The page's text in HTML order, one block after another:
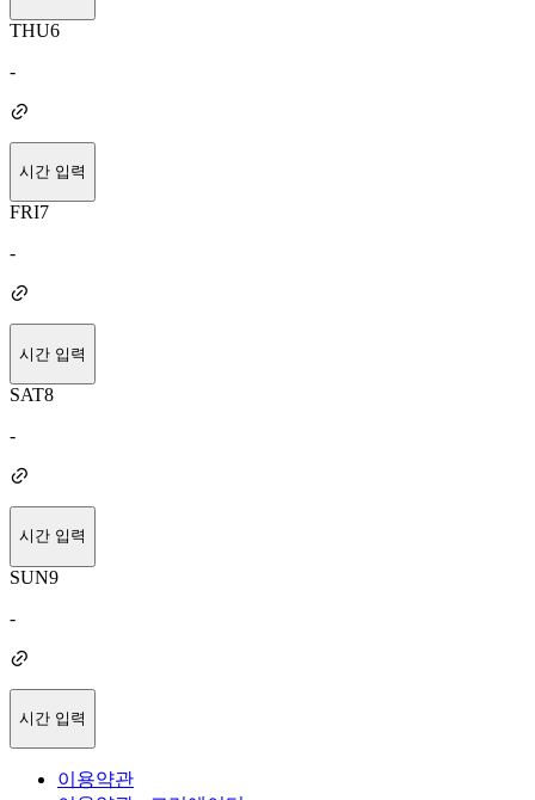
THU6
-
시간 입력
FRI7
-
시간 입력
SAT8
-
시간 입력
SUN9
-
시간 입력
이용약관